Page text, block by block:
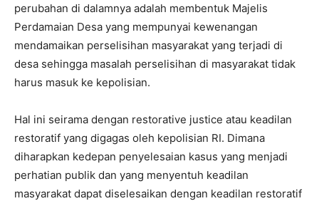
perubahan di dalamnya adalah membentuk Majelis
Perdamaian Desa yang mempunyai kewenangan
mendamaikan perselisihan masyarakat yang terjadi di
desa sehingga masalah perselisihan di masyarakat tidak
harus masuk ke kepolisian.
Hal ini seirama dengan restorative justice atau keadilan
restoratif yang digagas oleh kepolisian RI. Dimana
diharapkan kedepan penyelesaian kasus yang menjadi
perhatian publik dan yang menyentuh keadilan
masyarakat dapat diselesaikan dengan keadilan restoratif